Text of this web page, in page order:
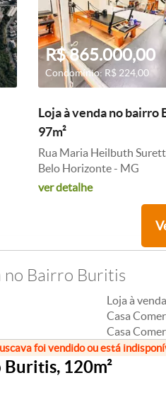
R$ 865.000,00
Condomínio: R$ 224,00
Loja à venda no bairro
97m²
Rua Maria Heilbuth
Belo Horizonte - MG
ver detalhe
no Bairro Buritis
Loja à
Casa
Casa
foi vendido ou está
120m²